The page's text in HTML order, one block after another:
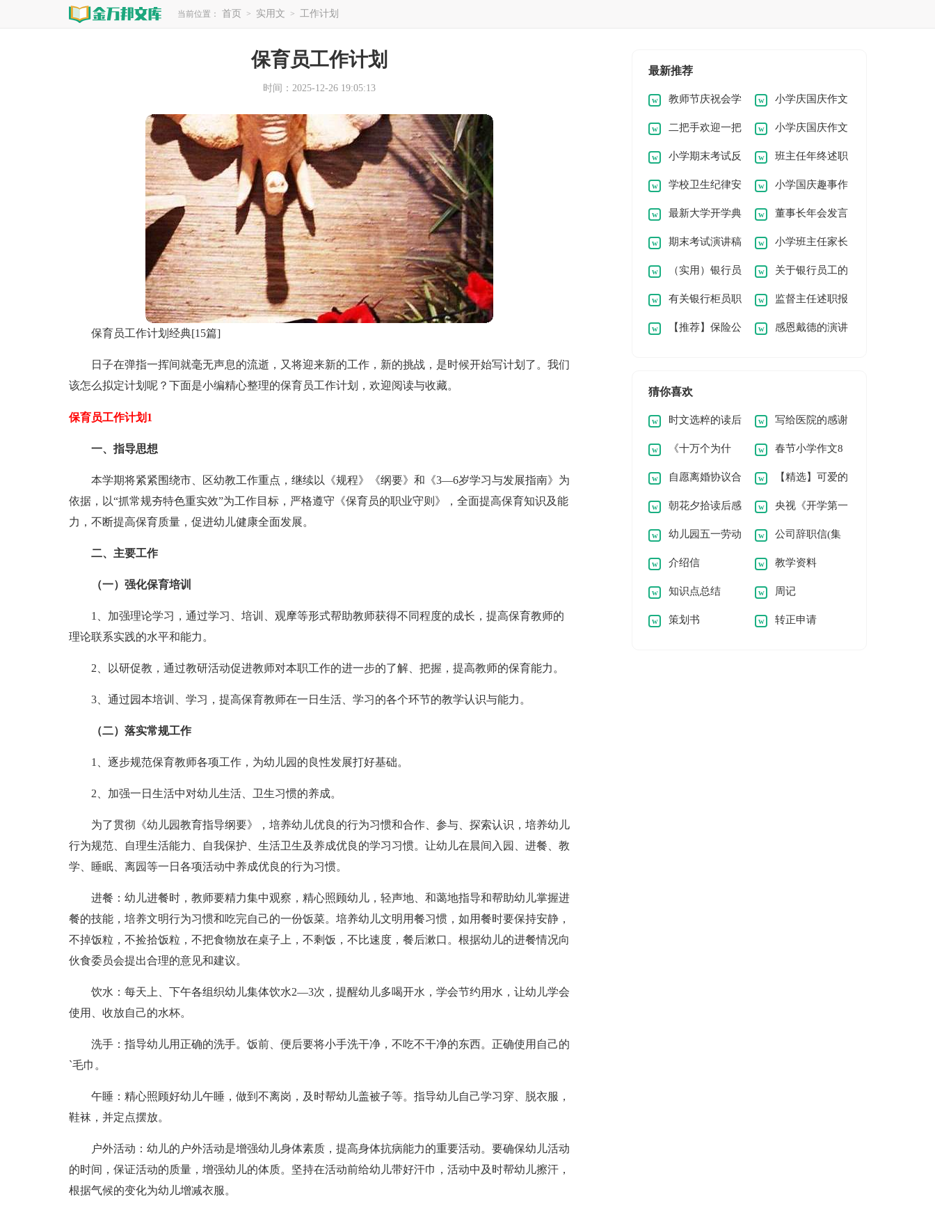
当前位置： 首页 > 实用文 > 工作计划
保育员工作计划
时间：2025-12-26 19:05:13
保育员工作计划经典[15篇]
日子在弹指一挥间就毫无声息的流逝，又将迎来新的工作，新的挑战，是时候开始写计划了。我们
该怎么拟定计划呢？下面是小编精心整理的保育员工作计划，欢迎阅读与收藏。
保育员工作计划1
一、指导思想
本学期将紧紧围绕市、区幼教工作重点，继续以《规程》《纲要》和《3—6岁学习与发展指南》为
依据，以“抓常规夯特色重实效”为工作目标，严格遵守《保育员的职业守则》，全面提高保育知识及能
力，不断提高保育质量，促进幼儿健康全面发展。
二、主要工作
（一）强化保育培训
1、加强理论学习，通过学习、培训、观摩等形式帮助教师获得不同程度的成长，提高保育教师的
理论联系实践的水平和能力。
2、以研促教，通过教研活动促进教师对本职工作的进一步的了解、把握，提高教师的保育能力。
3、通过园本培训、学习，提高保育教师在一日生活、学习的各个环节的教学认识与能力。
（二）落实常规工作
1、逐步规范保育教师各项工作，为幼儿园的良性发展打好基础。
2、加强一日生活中对幼儿生活、卫生习惯的养成。
为了贯彻《幼儿园教育指导纲要》，培养幼儿优良的行为习惯和合作、参与、探索认识，培养幼儿
行为规范、自理生活能力、自我保护、生活卫生及养成优良的学习习惯。让幼儿在晨间入园、进餐、教
学、睡眠、离园等一日各项活动中养成优良的行为习惯。
进餐：幼儿进餐时，教师要精力集中观察，精心照顾幼儿，轻声地、和蔼地指导和帮助幼儿掌握进
餐的技能，培养文明行为习惯和吃完自己的一份饭菜。培养幼儿文明用餐习惯，如用餐时要保持安静，
不掉饭粒，不捡拾饭粒，不把食物放在桌子上，不剩饭，不比速度，餐后漱口。根据幼儿的进餐情况向
伙食委员会提出合理的意见和建议。
饮水：每天上、下午各组织幼儿集体饮水2—3次，提醒幼儿多喝开水，学会节约用水，让幼儿学会
使用、收放自己的水杯。
洗手：指导幼儿用正确的洗手。饭前、便后要将小手洗干净，不吃不干净的东西。正确使用自己的
`毛巾。
午睡：精心照顾好幼儿午睡，做到不离岗，及时帮幼儿盖被子等。指导幼儿自己学习穿、脱衣服，
鞋袜，并定点摆放。
户外活动：幼儿的户外活动是增强幼儿身体素质，提高身体抗病能力的重要活动。要确保幼儿活动
的时间，保证活动的质量，增强幼儿的体质。坚持在活动前给幼儿带好汗巾，活动中及时帮幼儿擦汗，
根据气候的变化为幼儿增减衣服。
最新推荐
教师节庆祝会学
生致辞
小学庆国庆作文
300字6篇
二把手欢迎一把
手任职表态发言稿
（精选7篇）
小学庆国庆作文
300字4篇
小学期末考试反
思作文
班主任年终述职
报告10篇
学校卫生纪律安
全教育的讲话稿范文
小学国庆趣事作
文300字三篇
最新大学开学典
礼发言稿范文
董事长年会发言
稿精华（15篇）
期末考试演讲稿
小学
小学班主任家长
会发言稿
（实用）银行员
工述职报告
关于银行员工的
述职报告范文集锦6
篇
有关银行柜员职
等述职报告汇总5篇
监督主任述职报
告
【推荐】保险公 感恩戴德的演讲
猜你喜欢
时文选粹的读后
感
写给医院的感谢
信模板汇编6篇
《十万个为什
么》读后感【必备
15篇】
春节小学作文8
篇（精选）
自愿离婚协议合
集15篇
【精选】可爱的
小学作文300字三篇
朝花夕拾读后感 央视《开学第一
课》理想照亮未来的
优秀观后感（精选5
篇）
幼儿园五一劳动
节活动方案汇编15
篇
公司辞职信(集
合15篇)
介绍信 教学资料
知识点总结 周记
策划书 转正申请